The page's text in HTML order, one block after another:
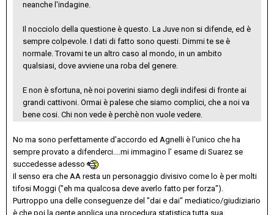
neanche l'indagine.
Il nocciolo della questione è questo. La Juve non si difende, ed è
sempre colpevole. I dati di fatto sono questi. Dimmi te se è
normale. Trovami te un altro caso al mondo, in un ambito
qualsiasi, dove avviene una roba del genere.
E non è sfortuna, nè noi poverini siamo degli indifesi di fronte ai
grandi cattivoni. Ormai è palese che siamo complici, che a noi va
bene cosi. Chi non vede è perchè non vuole vedere.
No ma sono perfettamente d'accordo ed Agnelli è l'unico che ha
sempre provato a difenderci....mi immagino l' esame di Suarez se
succedesse adesso
Il senso era che AA resta un personaggio divisivo come lo è per molti
tifosi Moggi ("eh ma qualcosa deve averlo fatto per forza").
Purtroppo una delle conseguenze del "dai e dai" mediatico/giudiziario
è che poi la gente applica una procedura statistica tutta sua.